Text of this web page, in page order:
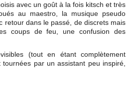
avec un goût à la fois kitsch et très
au maestro, la musique pseudo
retour dans le passé, de discrets mais
coups de feu, une confusion des
(tout en étant complètement
par un assistant peu inspiré,